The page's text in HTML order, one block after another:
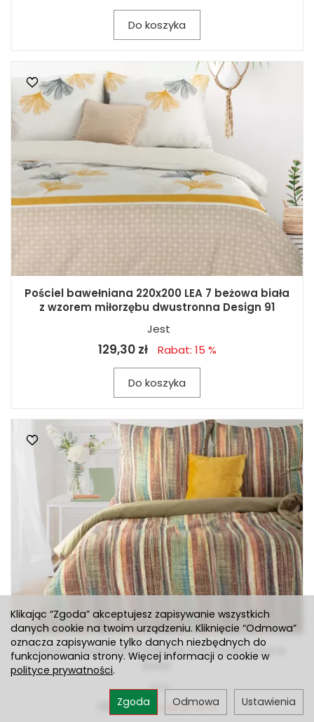
Do koszyka
Pościel bawełniana 220x200 LEA 7 beżowa biała
z wzorem miłorzębu dwustronna Design 91
Jest
129,30 zł Rabat: 15 %
Do koszyka
Pościel bawełniana 220x200 ADA 3 kolorowa w
pasy
Jest
158,40 zł Rabat: 15 %
Klikając “Zgoda” akceptujesz zapisywanie wszystkich
danych cookie na twoim urządzeniu. Kliknięcie “Odmowa”
oznacza zapisywanie tylko danych niezbędnych do
funkcjonowania strony. Więcej informacji o cookie w
polityce prywatności.
Ustawienia
Odmowa
Zgoda